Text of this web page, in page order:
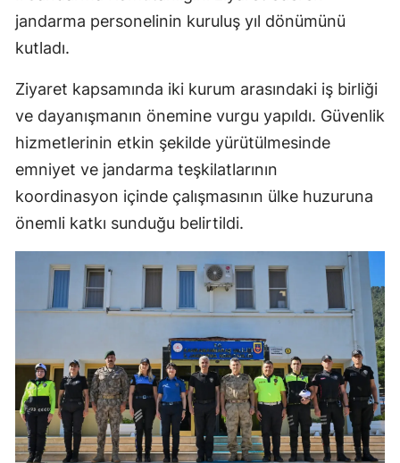
jandarma personelinin kuruluş yıl dönümünü
kutladı.
Ziyaret kapsamında iki kurum arasındaki iş birliği
ve dayanışmanın önemine vurgu yapıldı. Güvenlik
hizmetlerinin etkin şekilde yürütülmesinde
emniyet ve jandarma teşkilatlarının
koordinasyon içinde çalışmasının ülke huzuruna
önemli katkı sunduğu belirtildi.